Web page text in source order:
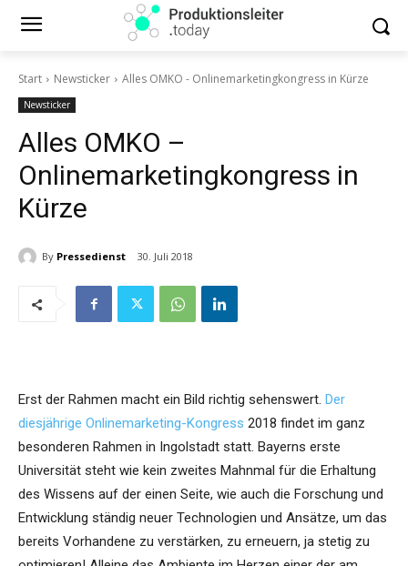
Start Newsticker Alles OMKO - Onlinemarketingkongress in Kürze
Newsticker
Alles OMKO –
Onlinemarketingkongress in
Kürze
By Pressedienst 30. Juli 2018
Erst der Rahmen macht ein Bild richtig sehenswert. Der
diesjährige Onlinemarketing-Kongress 2018 findet im ganz
besonderen Rahmen in Ingolstadt statt. Bayerns erste
Universität steht wie kein zweites Mahnmal für die Erhaltung
des Wissens auf der einen Seite, wie auch die Forschung und
Entwicklung ständig neuer Technologien und Ansätze, um das
bereits Vorhandene zu verstärken, zu erneuern, ja stetig zu